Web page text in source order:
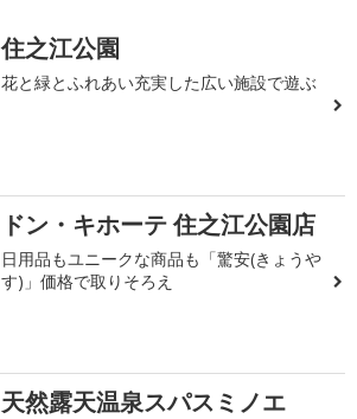
住之江公園
花と緑とふれあい充実した広い施設で遊ぶ
ドン・キホーテ 住之江公園店
日用品もユニークな商品も「驚安(きょうや
す)」価格で取りそろえ
天然露天温泉スパスミノエ